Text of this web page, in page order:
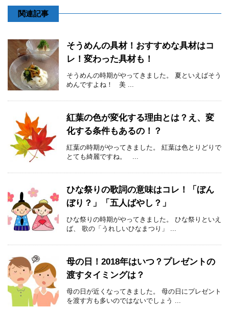
関連記事
そうめんの具材！おすすめな具材はコ
レ！変わった具材も！
そうめんの時期がやってきました。 夏といえばそう
めんですよね！ 美 ...
紅葉の色が変化する理由とは？え、変
化する条件もあるの！？
紅葉の時期がやってきました。 紅葉は色とりどりで
とても綺麗ですね。 ...
ひな祭りの歌詞の意味はコレ！「ぼん
ぼり？」「五人ばやし？」
ひな祭りの時期がやってきました。 ひな祭りといえ
ば、 歌の「うれしいひなまつり」 ...
母の日！2018年はいつ？プレゼントの
渡すタイミングは？
母の日が近くなってきました。 母の日にプレゼント
を渡す方も多いのではないでしょう ...